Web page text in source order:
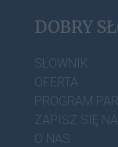
DOBRY
SŁOWNIK
OFERTA
PROGRAM
ZAPISZ SIĘ
O NAS